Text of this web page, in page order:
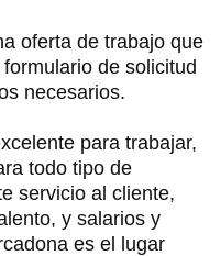
oferta de trabajo que
de solicitud
necesarios.
para trabajar,
todo tipo de
servicio al cliente,
y salarios y
es el lugar